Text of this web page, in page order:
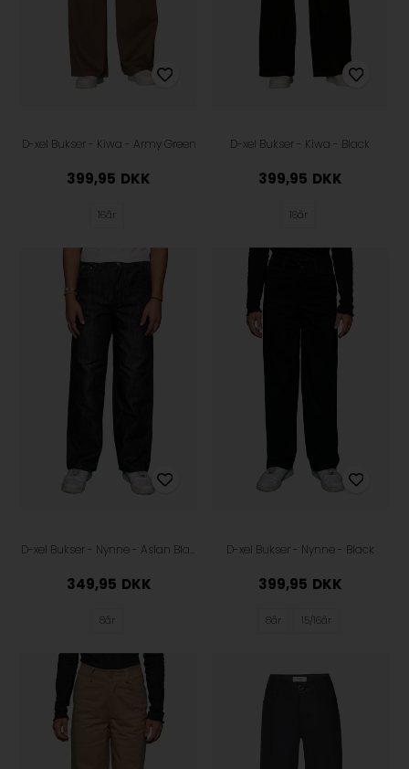
D-xel Bukser - Kiwa - Army Green
399,95 DKK
16år
D-xel Bukser - Kiwa - Black
399,95 DKK
16år
D-xel Bukser - Nynne - Aslan Black Denim
349,95 DKK
8år
D-xel Bukser - Nynne - Black
399,95 DKK
8år 15/16år